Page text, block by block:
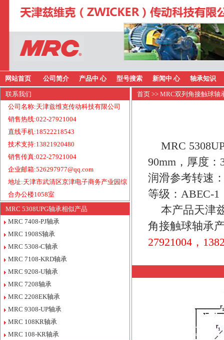
网站首页 公司简介 产品中 心 型号搜索 新闻中 心 轴承知识
联系我们
公司名称:天津兹维克传动科技有限公司
销售热线:022-27921004
直线手机:18522218543
技术支持:13821920480
销售传真:022-27921004
企业邮箱:526297977@qq.com
地址:天津市武清区京津电子商务产业园综
合办公楼1058室
MRC 5308UPG轴承相似产品
MRC 7408-PJ轴承
MRC 1908S轴承
MRC 5308-C轴承
MRC 7108-KRD轴承
MRC 9208-U轴承
MRC 7208轴承
MRC 2208EK轴承
MRC 9308-UP轴承
MRC 108KR轴承
MRC 108-KR轴承
首页 >> MRC双列角接触球轴
MRC
90mm，厚度：
润滑参考转速
等级：ABEC-1
本产品天津
角接触球轴承
27921004，